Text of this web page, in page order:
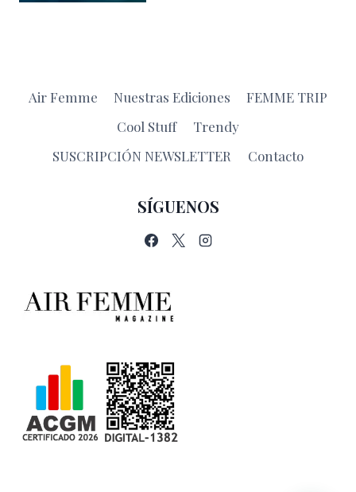
Air Femme Nuestras Ediciones
FEMME TRIP
Cool Stuff
Trendy
SUSCRIPCIÓN NEWSLETTER
Contacto
SÍGUENOS